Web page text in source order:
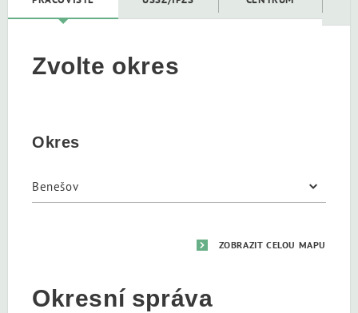
Zvolte okres
Okres
ZOBRAZIT CELOU MAPU
Okresní správa